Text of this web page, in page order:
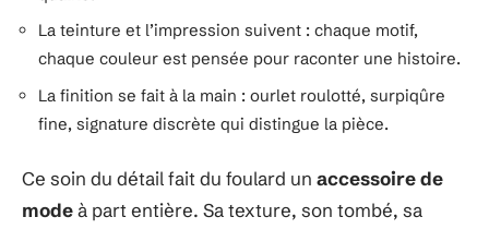
La teinture et l’impression suivent : chaque motif,
chaque couleur est pensée pour raconter une histoire.
La finition se fait à la main : ourlet roulotté, surpiqûre
fine, signature discrète qui distingue la pièce.
Ce soin du détail fait du foulard un accessoire de
modeà part entière. Sa texture, son tombé, sa